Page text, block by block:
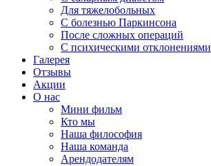
Для тяжелобольных
С болезнью Паркинсона
После сложных операций
С психическими отклонениями
Галерея
Отзывы
Акции
О нас
Мини фильм
Кто мы
Наша философия
Наша команда
Арендодателям